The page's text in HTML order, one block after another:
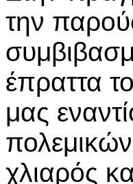
την
έπραττα
μας
χλιαρός